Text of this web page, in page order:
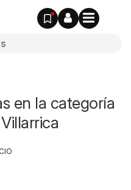
en la categoría